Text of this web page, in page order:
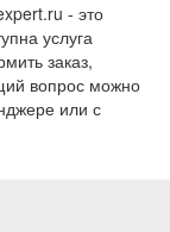
- это
услуга
заказ,
вопрос можно
или с